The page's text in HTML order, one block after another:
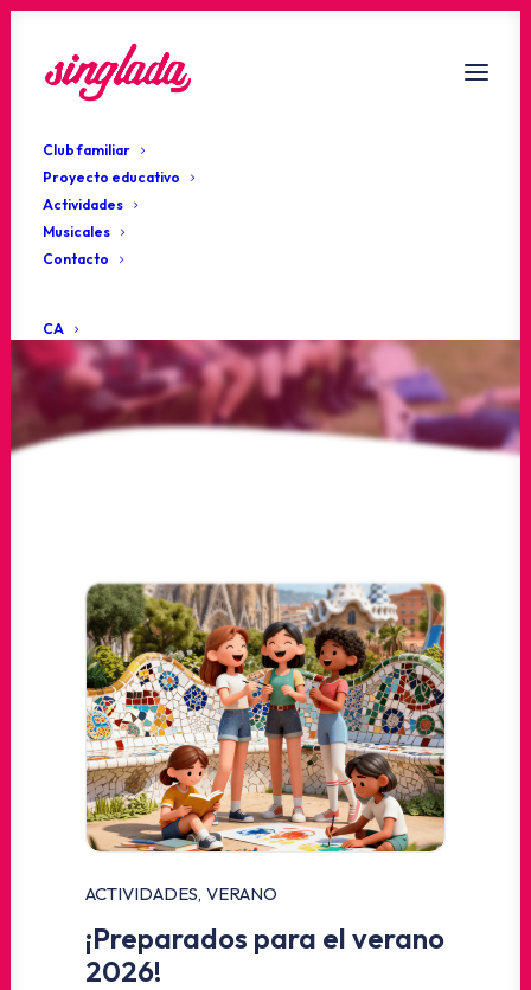
Club familiar
Proyecto educativo
Actividades
Musicales
Contacto
CA
ACTIVIDADES, VERANO
¡Preparados para el verano
2026!